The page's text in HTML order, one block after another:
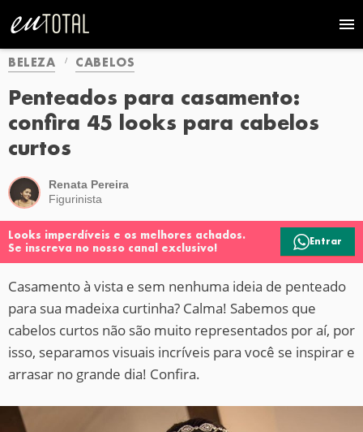
BELEZA CABELOS
Penteados para casamento:
confira 45 looks para cabelos
curtos
Renata Pereira
Figurinista
Looks imperdíveis e os melhores achados.
Se inscreva no nosso canal exclusivo!
Entrar
Casamento à vista e sem nenhuma ideia de penteado
para sua madeixa curtinha? Calma! Sabemos que
cabelos curtos não são muito representados por aí, por
isso, separamos visuais incríveis para você se inspirar e
arrasar no grande dia! Confira.